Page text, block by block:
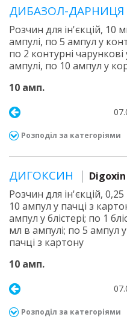
ДИБАЗОЛ-ДАРНИЦЯ
Розчин для ін'єкцій, 10
ампулі, по 5 ампул у
по 2 контурні
ампулі, по 10 ампул у
10 амп.
Розподіл за категоріями
ДИГОКСИН
Digoxin
Розчин для ін'єкцій,
10 ампул у пачці з
ампул у блістері; по 1
мл в ампулі; по 5 ампул у
пачці з картону
10 амп.
Розподіл за категоріями